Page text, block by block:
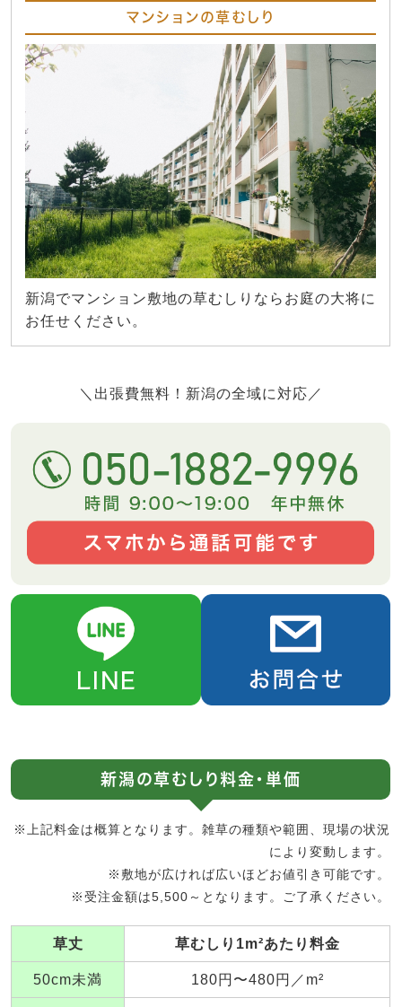
マンションの草むしり
新潟でマンション敷地の草むしりならお庭の大将に
お任せください。
＼出張費無料！新潟の全域に対応／
新潟の草むしり料金・単価
※上記料金は概算となります。雑草の種類や範囲、現場の状況
により変動します。
※敷地が広ければ広いほどお値引き可能です。
※受注金額は5,500～となります。ご了承ください。
草丈 草むしり1m²あたり料金
50cm未満 180円〜480円／m²